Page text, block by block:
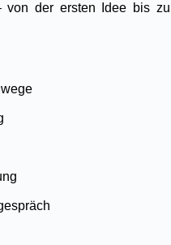
von der ersten Idee bis